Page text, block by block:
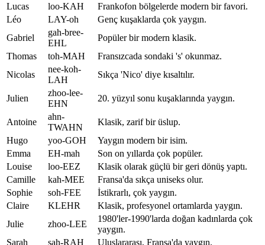
Lucas
loo-KAH
Frankofon bölgelerde modern bir favori.
Léo
LAY-oh
Genç kuşaklarda çok yaygın.
Gabriel
gah-bree-
EHL
Popüler bir modern klasik.
Thomas
toh-MAH
Fransızcada sondaki 's' okunmaz.
Nicolas
nee-koh-
LAH
Sıkça 'Nico' diye kısaltılır.
Julien
zhoo-lee-
EHN
20. yüzyıl sonu kuşaklarında yaygın.
Antoine
ahn-
TWAHN
Klasik, zarif bir üslup.
Hugo
yoo-GOH
Yaygın modern bir isim.
Emma
EH-mah
Son on yıllarda çok popüler.
Louise
loo-EEZ
Klasik olarak güçlü bir geri dönüş yaptı.
Camille
kah-MEE
Fransa'da sıkça uniseks olur.
Sophie
soh-FEE
İstikrarlı, çok yaygın.
Claire
KLEHR
Klasik, profesyonel ortamlarda yaygın.
Julie
zhoo-LEE
1980'ler-1990'larda doğan kadınlarda çok
yaygın.
Sarah
sah-RAH
Uluslararası, Fransa'da yaygın.